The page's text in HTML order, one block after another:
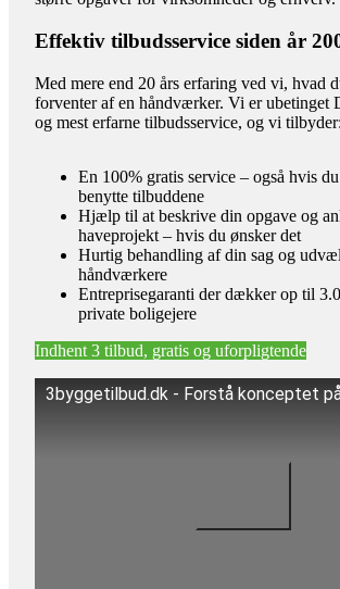
Effektiv tilbudsservice siden år
Med mere end 20 års erfaring ved vi, hvad
forventer af en håndværker. Vi er ubetinget
og mest erfarne tilbudsservice, og vi tilbyder:
En 100% gratis service – også hvis
benytte tilbuddene
Hjælp til at beskrive din opgave og
haveprojekt – hvis du ønsker det
Hurtig behandling af din sag og
håndværkere
Entreprisegaranti der dækker op til
private boligejere
Indhent 3 tilbud, gratis og uforpligtende
3byggetilbud.dk - Forstå konceptet